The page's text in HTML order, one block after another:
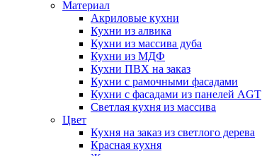
Материал
Акриловые кухни
Кухни из алвика
Кухни из массива дуба
Кухни из МДФ
Кухни ПВХ на заказ
Кухни с рамочными фасадами
Кухни с фасадами из панелей AGT
Светлая кухня из массива
Цвет
Кухня на заказ из светлого дерева
Красная кухня